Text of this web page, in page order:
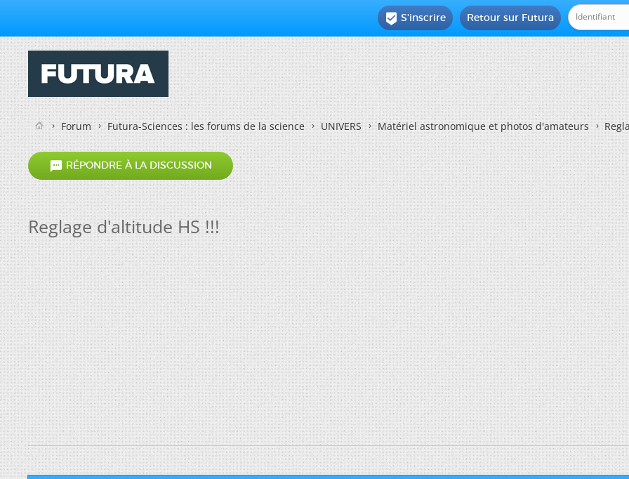
Retour sur Futura
 S'inscrire
Forum Futura-Sciences : les forums de la science UNIVERS Matériel astronomique et photos d'amateurs
 RÉPONDRE À LA DISCUSSION
Reglage d'altitude HS !!!